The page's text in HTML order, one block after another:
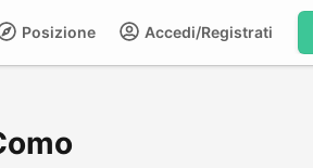
Accedi/Registrati
Posizione